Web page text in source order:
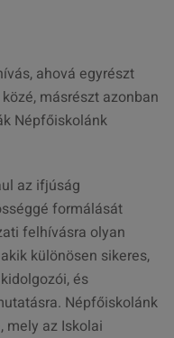
ahová egyrészt
másrészt azonban
Népfőiskolánk
az ifjúság
formálását
felhívásra olyan
különösen sikeres,
és
Népfőiskolánk
mely az Iskolai